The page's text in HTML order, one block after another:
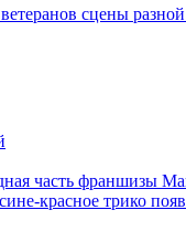
сцены
часть франшизы
красное трико